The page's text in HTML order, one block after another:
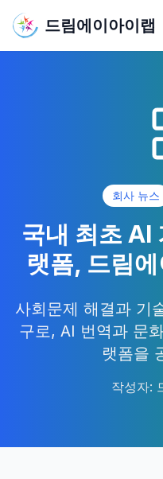
드림에이아이랩
회사 뉴스
국내 최초 AI
랫폼, 드림
사회문제 해결과 기
구로, AI 번역과 문
랫폼을
작성자: